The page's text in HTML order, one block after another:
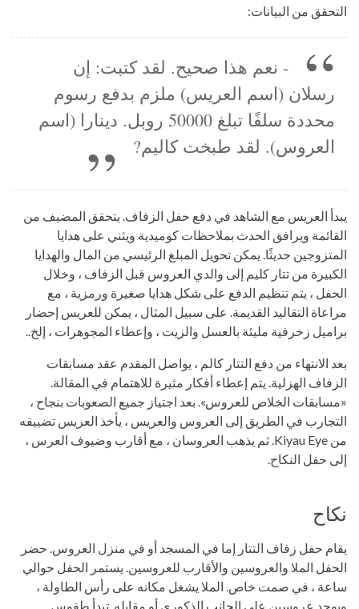
التحقق من البيانات:
- نعم هذا صحيح. لقد كتبت: إن
رسلان (اسم العريس) ملزم بدفع رسوم
محددة سلفًا تبلغ 50000 روبل. دينارا (اسم
العروس). لقد طبخت كاليم?
يبدأ العريس مع الشاهد في دفع حفل الزفاف. يتحقق المضيف من
القائمة ويرافق الحدث بملاحظات كوميدية ويثني على هدايا
المتزوجين حديثًا. يمكن تحويل المبلغ الرئيسي من المال والهدايا
الكبيرة من تتار كليم إلى والدي العروس قبل الزفاف ، وخلال
الحفل ، يتم تنظيم الدفع على شكل هدايا صغيرة ورمزية ، مع
مراعاة التقاليد القديمة. على سبيل المثال ، يمكن للعريس إحضار
براميل زخرفية مليئة بالعسل والزيت ، وإعطاء المجوهرات ، إلخ..
بعد الانتهاء من دفع التتار كالم ، يواصل المقدم عقد مسابقات
الزفاف الهزلية. يتم إعطاء أفكار مثيرة للاهتمام في المقالة.
«مسابقات الخلاص للعروس». بعد اجتياز جميع الصعوبات بنجاح ،
التجارب في الطريق إلى العروس والعريس ، يأخذ العريس تضييقه
من Kiyau Eye. ثم يذهب العروسان ، مع أقارب وضيوف العرس ،
إلى حفل النكاح.
نكاح
يقام حفل زفاف التتار إما في المسجد أو في منزل العروس. حضر
الحفل الملا والعروسين والأقارب للعروسين. يستمر الحفل حوالي
ساعة ، في صمت خاص. الملا يشغل مكانه على رأس الطاولة ،
ويوجد عروسين على الجانب الذكوري أو مقابله. تبدأ طقوس